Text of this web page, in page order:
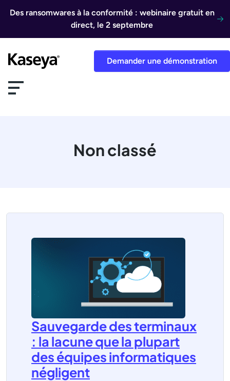
Des ransomwares à la conformité : webinaire gratuit en
direct, le 2 septembre
Demander une démonstration
Non classé
Sauvegarde des terminaux
: la lacune que la plupart
des équipes informatiques
négligent